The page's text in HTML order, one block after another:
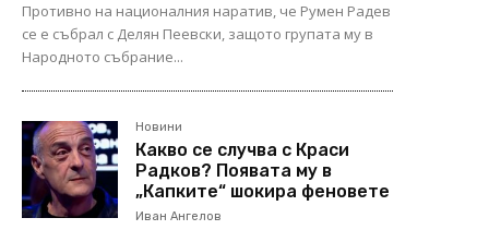
Противно на националния наратив, че Румен Радев
се е събрал с Делян Пеевски, защото групата му в
Народното събрание...
Новини
Какво се случва с Краси
Радков? Появата му в
„Капките“ шокира феновете
Иван Ангелов